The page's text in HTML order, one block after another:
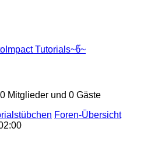
Tutorials~წ~
Mitglieder und 0 Gäste
Foren-Übersicht